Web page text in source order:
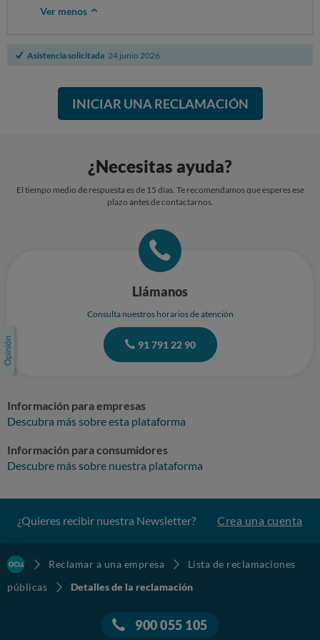
derechos del consumidor
recibir desde febrero (número 3820), no me enviéis nada, solicito el
reintegro de 79,99 euros
Ver menos
Asistencia solicitada 24 junio 2026
INICIAR UNA RECLAMACIÓN
¿Necesitas ayuda?
El tiempo medio de respuesta es de 15 días. Te recomendamos que esperes ese
plazo antes de contactarnos.
Llámanos
Consulta nuestros horarios de atención
91 791 22 90
Información para empresas
Descubra más sobre esta plataforma
Información para consumidores
Descubre más sobre nuestra plataforma
¿Quieres recibir nuestra Newsletter? Crea una cuenta
Reclamar a una empresa
Lista de reclamaciones
públicas
Detalles de la reclamación
900 055 105